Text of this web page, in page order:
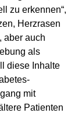
zu erkennen“,
Herzrasen
aber auch
als
diese Inhalte
mit
Patienten